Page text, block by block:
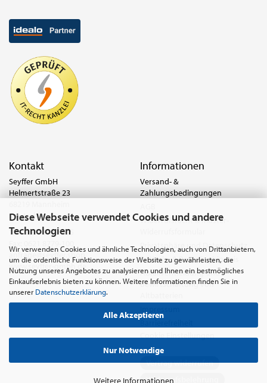
Diese Webseite verwendet Cookies und andere
Technologien
Wir verwenden Cookies und ähnliche Technologien, auch von Drittanbietern,
um die ordentliche Funktionsweise der Website zu gewährleisten, die
Nutzung unseres Angebotes zu analysieren und Ihnen ein bestmögliches
Einkaufserlebnis bieten zu können. Weitere Informationen finden Sie in
unserer Datenschutzerklärung.
Alle Akzeptieren
Nur Notwendige
Weitere Informationen
Kontakt
Seyffer GmbH
Helmertstraße 23
Deutschland
Tel.:0621 8779-555
anfrage@seyffer.shop
www.seyffer-gmbh.de
Informationen
Versand- &
Zahlungsbedingungen
Widerrufsrecht & Muster-
Privatsphäre und Datenschutz
Batterie- & Recyclinghinweis
Abfallvermeidung und
Bewirtschaftung von
Cookie Einstellungen
Vertrag widerrufen
Widerrufsbelehrung